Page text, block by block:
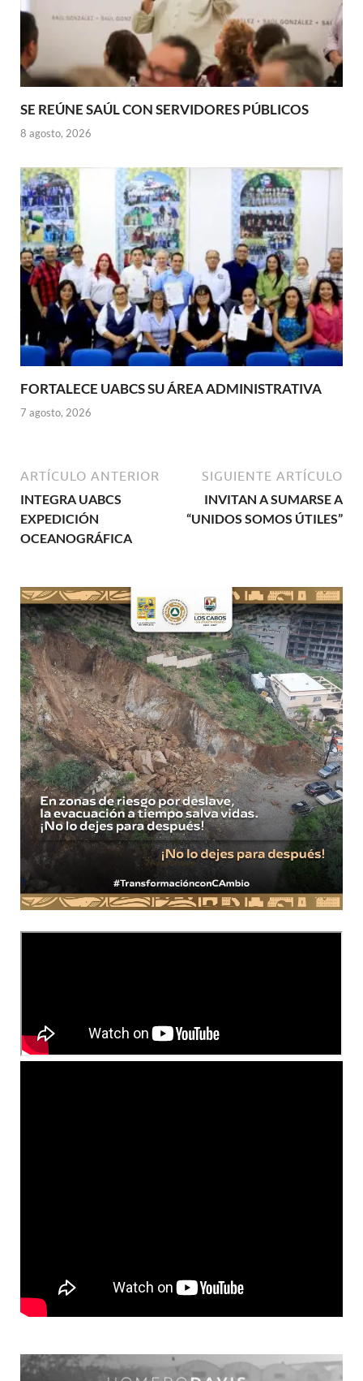
SE REÚNE SAÚL CON SERVIDORES PÚBLICOS
8 agosto, 2026
FORTALECE UABCS SU ÁREA ADMINISTRATIVA
7 agosto, 2026
ARTÍCULO ANTERIOR
INTEGRA UABCS
EXPEDICIÓN
OCEANOGRÁFICA
SIGUIENTE ARTÍCULO
INVITAN A SUMARSE A
“UNIDOS SOMOS ÚTILES”